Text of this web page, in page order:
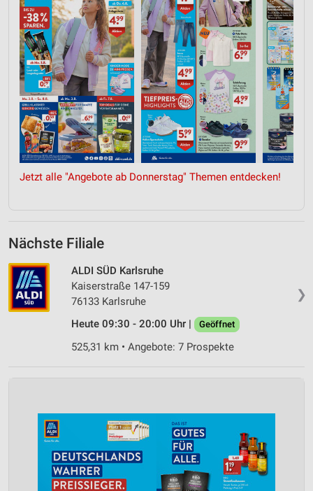
Jetzt alle "Angebote ab Donnerstag" Themen entdecken!
Nächste Filiale
❯
ALDI SÜD Karlsruhe
Kaiserstraße 147-159
76133 Karlsruhe
Heute 09:30 - 20:00 Uhr |
Geöffnet
525,31 km • Angebote: 7 Prospekte